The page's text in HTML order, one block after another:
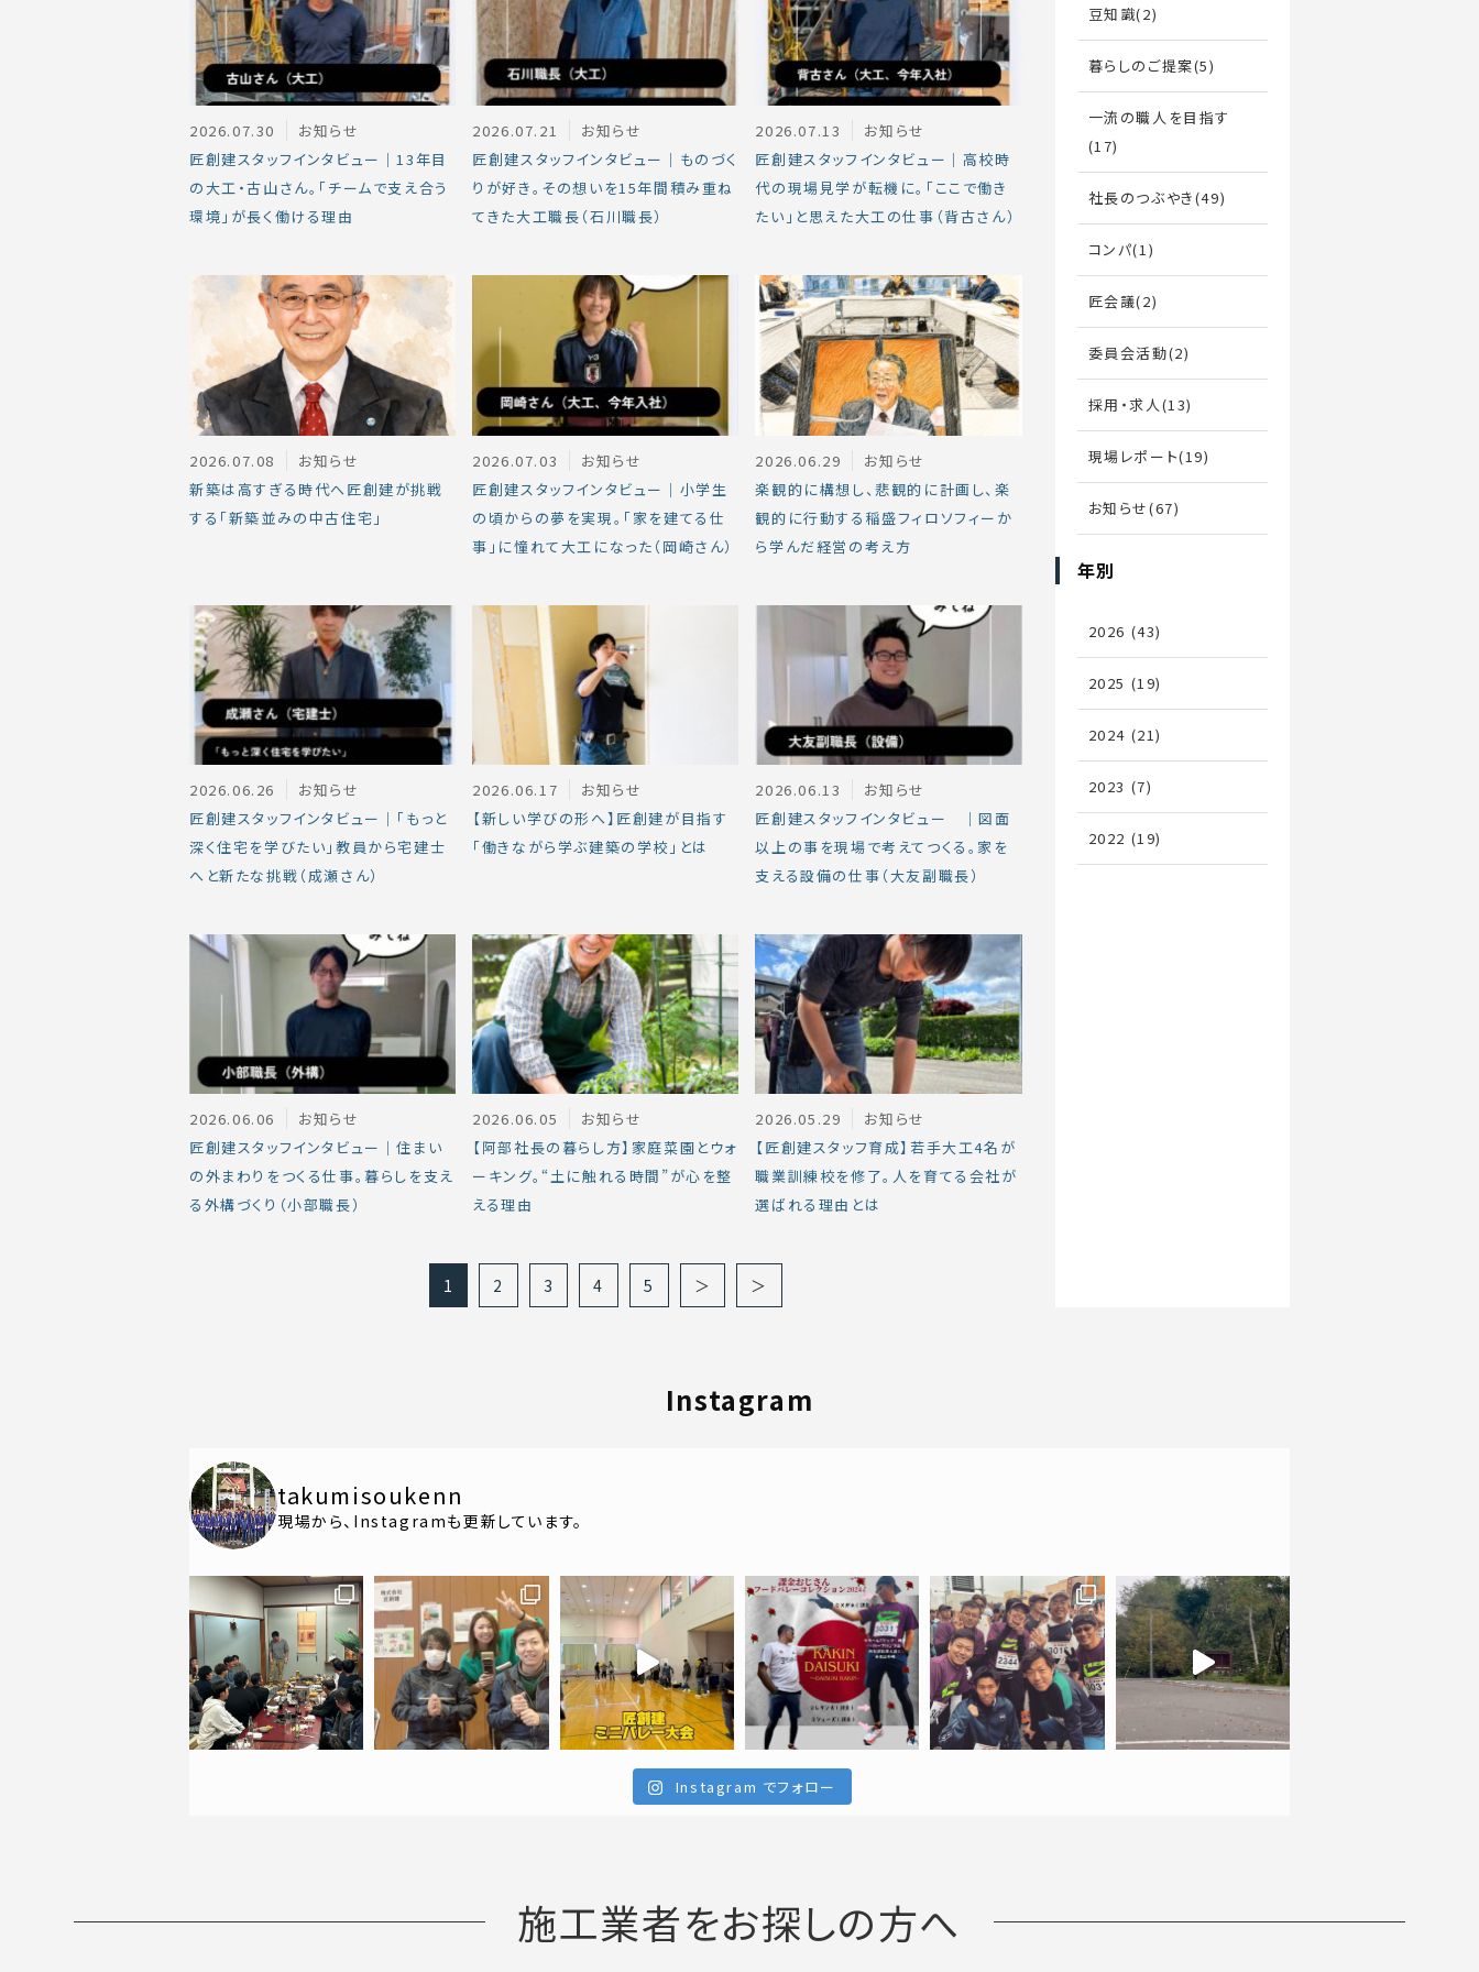
2026.07.30
お知らせ
匠創建スタッフインタビュー｜13年目
の大工・古山さん。「チームで支え合う
環境」が長く働ける理由
2026.07.21
お知らせ
匠創建スタッフインタビュー｜ものづく
りが好き。その想いを15年間積み重ね
てきた大工職長（石川職長）
2026.07.13
お知らせ
匠創建スタッフインタビュー｜高校時
代の現場見学が転機に。「ここで働き
たい」と思えた大工の仕事（背古さん）
2026.07.08
お知らせ
新築は高すぎる時代へ匠創建が挑戦
する「新築並みの中古住宅」
2026.07.03
お知らせ
匠創建スタッフインタビュー｜小学生
の頃からの夢を実現。「家を建てる仕
事」に憧れて大工になった（岡崎さん）
2026.06.29
お知らせ
楽観的に構想し、悲観的に計画し、楽
観的に行動する稲盛フィロソフィーか
ら学んだ経営の考え方
2026.06.26
お知らせ
匠創建スタッフインタビュー｜「もっと
深く住宅を学びたい」教員から宅建士
へと新たな挑戦（成瀬さん）
2026.06.17
お知らせ
【新しい学びの形へ】匠創建が目指す
「働きながら学ぶ建築の学校」とは
2026.06.13
お知らせ
匠創建スタッフインタビュー ｜図面
以上の事を現場で考えてつくる。家を
支える設備の仕事（大友副職長）
2026.06.06
お知らせ
匠創建スタッフインタビュー｜住まい
の外まわりをつくる仕事。暮らしを支え
る外構づくり（小部職長）
2026.06.05
お知らせ
【阿部社長の暮らし方】家庭菜園とウォ
ーキング。“土に触れる時間”が心を整
える理由
2026.05.29
お知らせ
【匠創建スタッフ育成】若手大工4名が
職業訓練校を修了。人を育てる会社が
選ばれる理由とは
1 2 3 4 5 ＞ ＞
豆知識(2)
暮らしのご提案(5)
一流の職人を目指す
(17)
社長のつぶやき(49)
コンパ(1)
匠会議(2)
委員会活動(2)
採用・求人(13)
現場レポート(19)
お知らせ(67)
年別
2026 (43)
2025 (19)
2024 (21)
2023 (7)
2022 (19)
Instagram
takumisoukenn
現場から、Instagramも更新しています。
Instagram でフォロー
施工業者をお探しの方へ